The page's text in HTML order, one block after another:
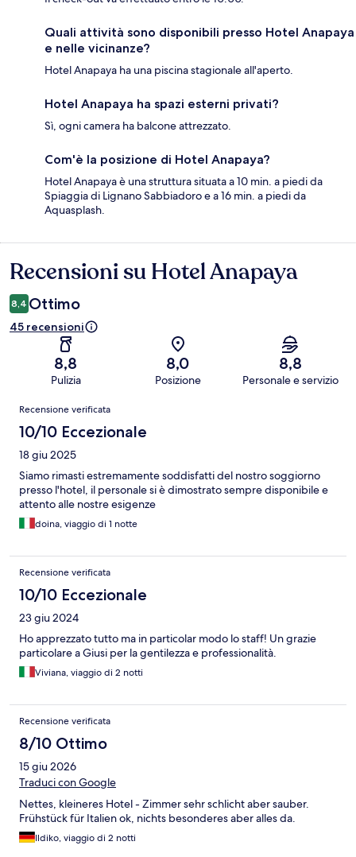
Quali attività sono disponibili presso Hotel Anapaya
e nelle vicinanze?
Hotel Anapaya ha una piscina stagionale all'aperto.
Hotel Anapaya ha spazi esterni privati?
Sì, ogni camera ha balcone attrezzato.
Com'è la posizione di Hotel Anapaya?
Hotel Anapaya è una struttura situata a 10 min. a piedi da
Spiaggia di Lignano Sabbiadoro e a 16 min. a piedi da
Aquasplash.
Recensioni
Recensioni su Hotel Anapaya
8,4 Ottimo
45 recensioni
8,8
Pulizia
8,0
Posizione
8,8
Personale e servizio
Recensioni
Recensione verificata
10/10 Eccezionale
18 giu 2025
Siamo rimasti estremamente soddisfatti del nostro soggiorno
presso l'hotel, il personale si è dimostrato sempre disponibile e
attento alle nostre esigenze
doina, viaggio di 1 notte
Recensione verificata
10/10 Eccezionale
23 giu 2024
Ho apprezzato tutto ma in particolar modo lo staff! Un grazie
particolare a Giusi per la gentilezza e professionalità.
Viviana, viaggio di 2 notti
Recensione verificata
8/10 Ottimo
15 giu 2026
Traduci con Google
Nettes, kleineres Hotel - Zimmer sehr schlicht aber sauber.
Frühstück für Italien ok, nichts besonderes aber alles da.
Ildiko, viaggio di 2 notti